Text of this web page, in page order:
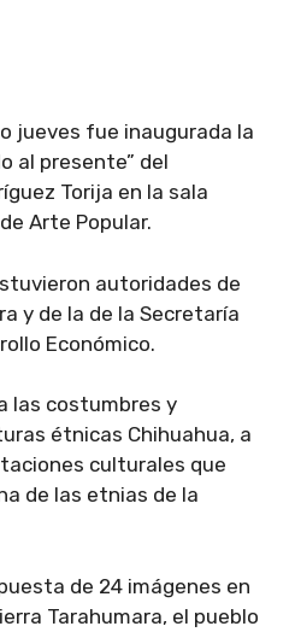
jueves fue inaugurada la
al presente” del
Torija en la sala
Arte Popular.
autoridades de
y de la de la Secretaría
Económico.
las costumbres y
étnicas Chihuahua, a
culturales que
de las etnias de la
de 24 imágenes en
Tarahumara, el pueblo